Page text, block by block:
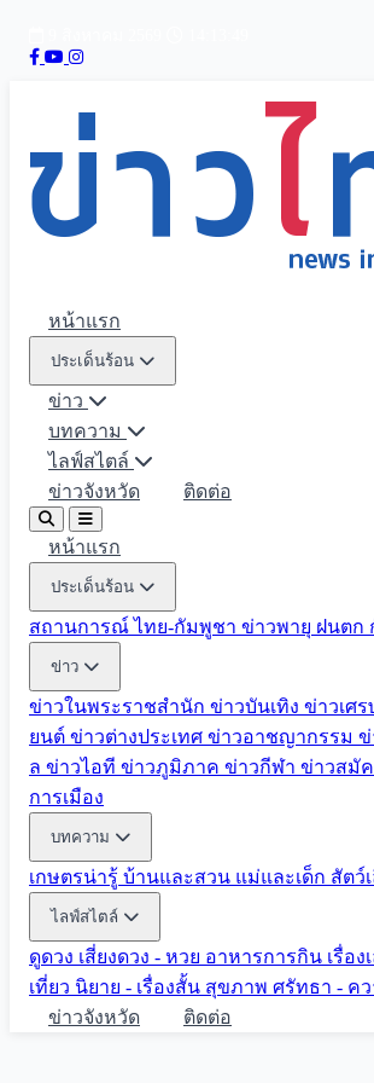
หน้าแรก
ประเด็นร้อน
ข่าว
บทความ
ไลฟ์สไตล์
ข่าวจังหวัด
ติดต่อ
หน้าแรก
ประเด็นร้อน
สถานการณ์ ไทย-กัมพูชา ข่าวพายุ ฝนตก
ข่าว
ข่าวในพระราชสำนัก ข่าวบันเทิง ข่าวเศร
ยนต์ ข่าวต่างประเทศ ข่าวอาชญากรรม ข่
ล ข่าวไอที ข่าวภูมิภาค ข่าวกีฬา ข่าวสมั
การเมือง
บทความ
เกษตรน่ารู้ บ้านและสวน แม่และเด็ก สัตว์
ไลฟ์สไตล์
ดูดวง เสี่ยงดวง - หวย อาหารการกิน เรื่อง
เที่ยว นิยาย - เรื่องสั้น สุขภาพ ศรัทธา - คว
ข่าวจังหวัด
ติดต่อ